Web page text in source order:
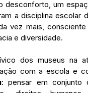
desconforto, um
a disciplina escolar
vez mais,
e diversidade.
dos museus na
com a escola e
: pensar em conjunto